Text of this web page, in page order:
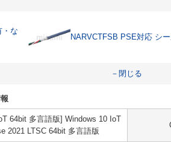
・な
NARVCTFSB PSE対応 シ
－閉じる
64bit 多言語版] Windows 10 IoT
2021 LTSC 64bit 多言語版